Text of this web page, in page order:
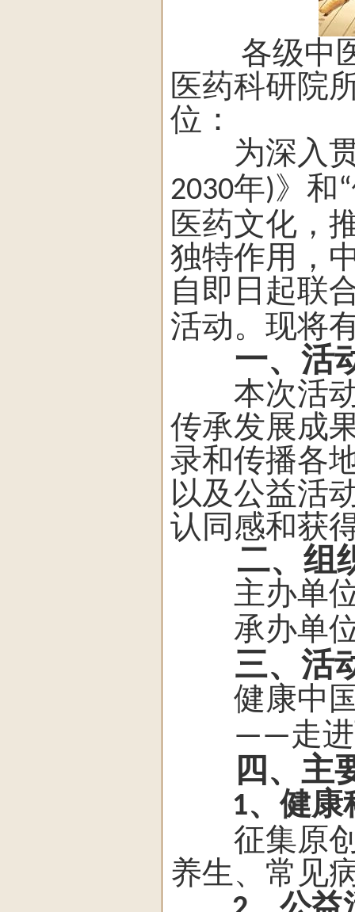
各级中
医药科研院
位：
为深入贯
2030年)》和“
医药文化，
独特作用，
自即日起联
活动。现将
一、活
本次活动
传承发展成
录和传播各
以及公益活
认同感和获
二、组
主办单
承办单
三、活
健康中
——走
四、主
1、健康
征集原创
养生、常见